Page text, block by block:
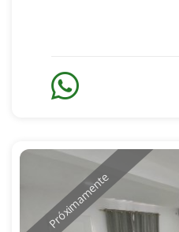
Próximamente